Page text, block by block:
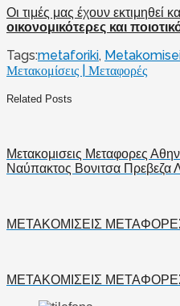
Οι τιμές μας έχουν εκτιμηθεί
οικονομικότερες και
Tags:metaforiki,
Μετακομίσεις | Μεταφορές
Related Posts
Μετακομισεις Μεταφορες
Ναύπακτος Βονιτσα Πρεβεζα
ΜΕΤΑΚΟΜΙΣΕΙΣ
ΜΕΤΑΚΟΜΙΣΕΙΣ